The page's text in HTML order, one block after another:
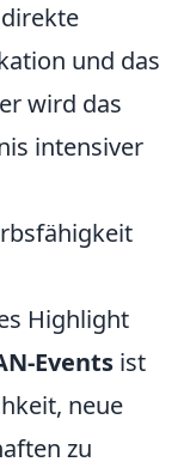
und das
wird das
intensiver
Highlight
Events ist
neue
zu